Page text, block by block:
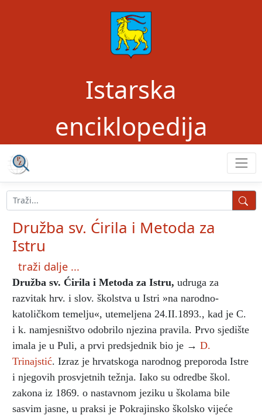
Istarska
enciklopedija
Družba sv. Ćirila i Metoda za
Istru
traži dalje ...
Družba sv. Ćirila i Metoda za Istru, udruga za
razvitak hrv. i slov. školstva u Istri »na narodno-
katoličkom temelju«, utemeljena 24.II.1893., kad je C.
i k. namjesništvo odobrilo njezina pravila. Prvo sjedište
imala je u Puli, a prvi predsjednik bio je → D.
Trinajstić. Izraz je hrvatskoga narodnog preporoda Istre
i njegovih prosvjetnih težnja. Iako su odredbe škol.
zakona iz 1869. o nastavnom jeziku u školama bile
sasvim jasne, u praksi je Pokrajinsko školsko vijeće